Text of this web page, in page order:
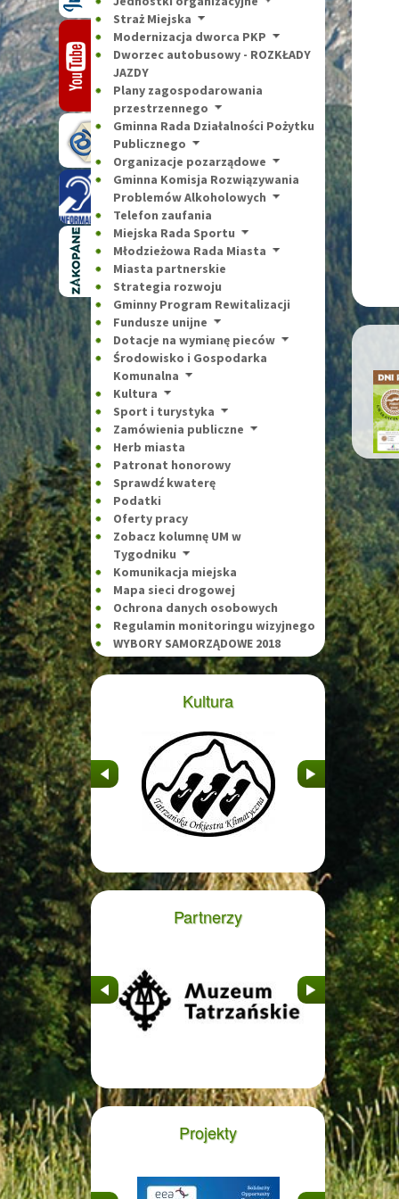
Straż Miejska
Modernizacja dworca PKP
Dworzec autobusowy - ROZKŁADY
JAZDY
Plany zagospodarowania
przestrzennego
Gminna Rada Działalności Pożytku
Publicznego
Organizacje pozarządowe
Gminna Komisja Rozwiązywania
Problemów Alkoholowych
Telefon zaufania
Miejska Rada Sportu
Młodzieżowa Rada Miasta
Miasta partnerskie
Strategia rozwoju
Gminny Program Rewitalizacji
Fundusze unijne
Dotacje na wymianę pieców
Środowisko i Gospodarka
Komunalna
Kultura
Sport i turystyka
Zamówienia publiczne
Herb miasta
Patronat honorowy
Sprawdź kwaterę
Podatki
Oferty pracy
Zobacz kolumnę UM w
Tygodniku
Komunikacja miejska
Mapa sieci drogowej
Ochrona danych osobowych
Regulamin monitoringu wizyjnego
WYBORY SAMORZĄDOWE 2018
Kultura
&nbsp &nbsp
Partnerzy
&nbsp &nbsp
Projekty